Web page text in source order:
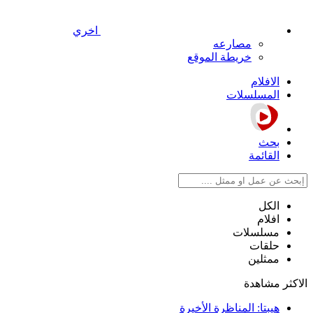
اخري
مصارعه
خريطة الموقع
الافلام
المسلسلات
بحث
القائمة
الكل
افلام
مسلسلات
حلقات
ممثلين
الاكثر مشاهدة
هيبتا: المناظرة الأخيرة